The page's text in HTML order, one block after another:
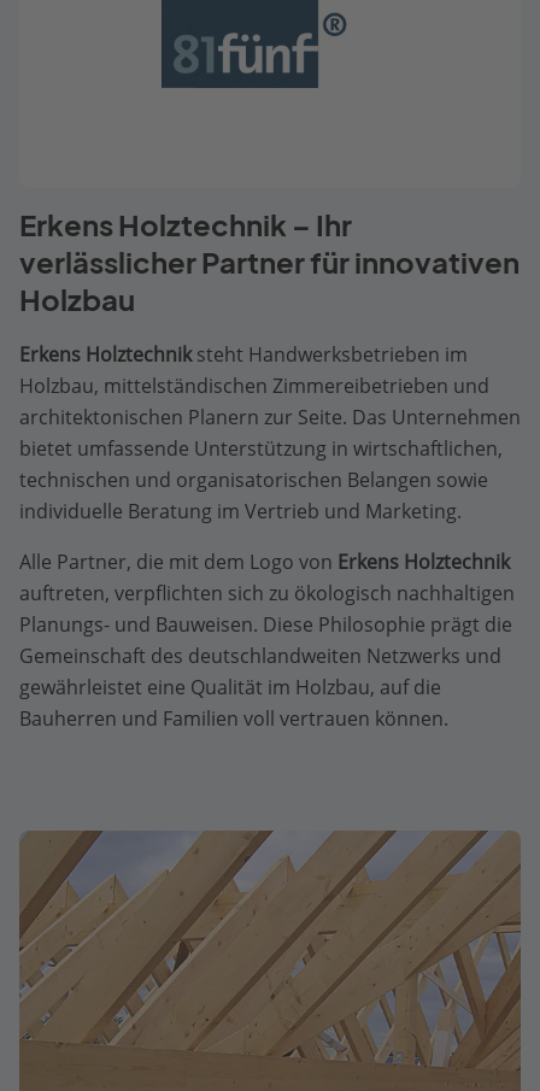
Erkens Holztechnik – Ihr
verlässlicher Partner für innovativen
Holzbau
Erkens Holztechniksteht Handwerksbetrieben im
Holzbau, mittelständischen Zimmereibetrieben und
architektonischen Planern zur Seite. Das Unternehmen
bietet umfassende Unterstützung in wirtschaftlichen,
technischen und organisatorischen Belangen sowie
individuelle Beratung im Vertrieb und Marketing.
Alle Partner, die mit dem Logo von Erkens Holztechnik
auftreten, verpflichten sich zu ökologisch nachhaltigen
Planungs- und Bauweisen. Diese Philosophie prägt die
Gemeinschaft des deutschlandweiten Netzwerks und
gewährleistet eine Qualität im Holzbau, auf die
Bauherren und Familien voll vertrauen können.